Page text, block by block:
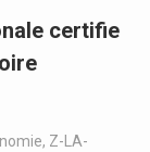
certifie
, Z-LA-